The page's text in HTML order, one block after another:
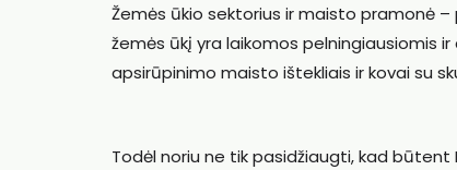
Žemės ūkio sektorius ir maisto pramonė
žemės ūkį yra laikomos pelningiausiomis
apsirūpinimo maisto ištekliais ir kovai su
Todėl noriu ne tik pasidžiaugti, kad būtent